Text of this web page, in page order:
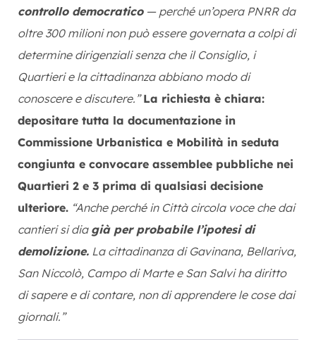
controllo democratico— perché un’opera PNRR da
oltre 300 milioni non può essere governata a colpi di
determine dirigenziali senza che il Consiglio, i
Quartieri e la cittadinanza abbiano modo di
conoscere e discutere.” La richiesta è chiara:
depositare tutta la documentazione in
Commissione Urbanistica e Mobilità in seduta
congiunta e convocare assemblee pubbliche nei
Quartieri 2 e 3 prima di qualsiasi decisione
ulteriore. “Anche perché in Città circola voce che dai
cantieri si dia già per probabile l’ipotesi di
demolizione. La cittadinanza di Gavinana, Bellariva,
San Niccolò, Campo di Marte e San Salvi ha diritto
di sapere e di contare, non di apprendere le cose dai
giornali.”